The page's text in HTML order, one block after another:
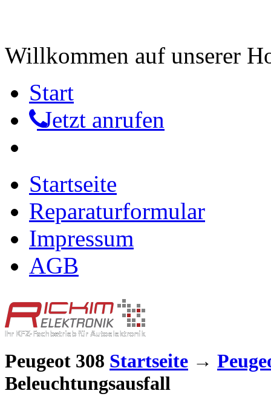
Willkommen auf unserer
Start
Jetzt anrufen
Startseite
Reparaturformular
Impressum
AGB
Peugeot 308 Startseite →
Beleuchtungsausfall